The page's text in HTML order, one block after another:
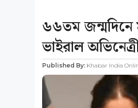
৬৬তম জন্মদিনে
ভাইরাল অভিনেত্রী
Published By: Khabar India